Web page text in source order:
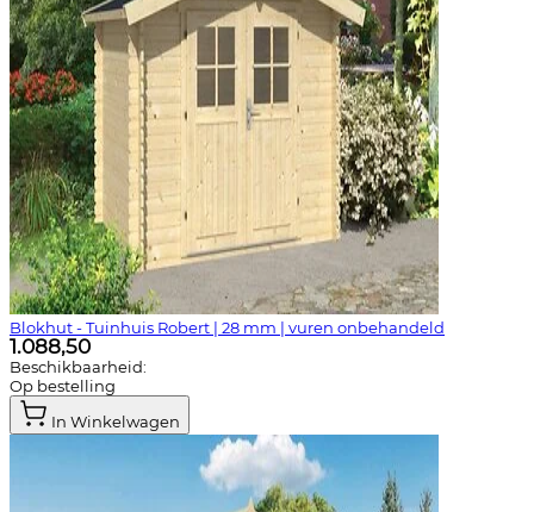
Blokhut - Tuinhuis Robert | 28 mm | vuren onbehandeld
1.088,50
Beschikbaarheid:
Op bestelling
In Winkelwagen